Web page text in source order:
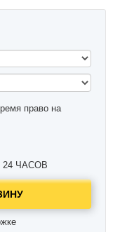
право на
ЧАСОВ